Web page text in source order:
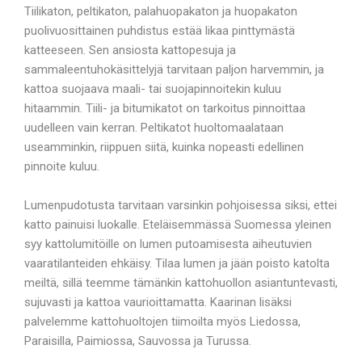
Tiilikaton, peltikaton, palahuopakaton ja huopakaton
puolivuosittainen puhdistus estää likaa pinttymästä
katteeseen. Sen ansiosta kattopesuja ja
sammaleentuhokäsittelyjä tarvitaan paljon harvemmin, ja
kattoa suojaava maali- tai suojapinnoitekin kuluu
hitaammin. Tiili- ja bitumikatot on tarkoitus pinnoittaa
uudelleen vain kerran. Peltikatot huoltomaalataan
useamminkin, riippuen siitä, kuinka nopeasti edellinen
pinnoite kuluu.
Lumenpudotusta tarvitaan varsinkin pohjoisessa siksi, ettei
katto painuisi luokalle. Eteläisemmässä Suomessa yleinen
syy kattolumitöille on lumen putoamisesta aiheutuvien
vaaratilanteiden ehkäisy. Tilaa lumen ja jään poisto katolta
meiltä, sillä teemme tämänkin kattohuollon asiantuntevasti,
sujuvasti ja kattoa vaurioittamatta. Kaarinan lisäksi
palvelemme kattohuoltojen tiimoilta myös Liedossa,
Paraisilla, Paimiossa, Sauvossa ja Turussa.